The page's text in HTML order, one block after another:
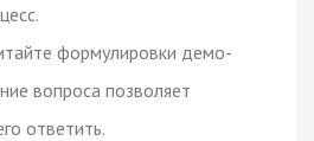
формулировки демо-
вопроса позволяет
ответить.